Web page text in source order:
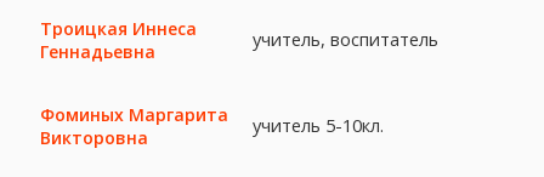
Троицкая Иннеса
Геннадьевна
учитель, воспитатель
Фоминых Маргарита
Викторовна
учитель 5-10кл.